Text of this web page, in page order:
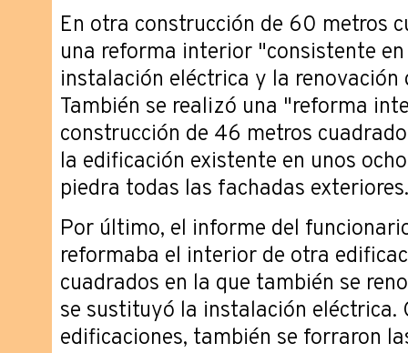
En otra construcción de 60 metros
una reforma interior "consistente
instalación eléctrica y la renovación
También se realizó una "reforma
construcción de 46 metros
la edificación existente en unos
piedra todas las fachadas exteriores.
Por último, el informe del
reformaba el interior de otra
cuadrados en la que también se
se sustituyó la instalación eléctrica.
edificaciones, también se forraron